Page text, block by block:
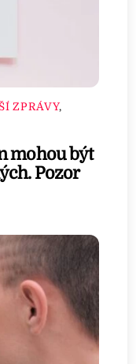
ZPRÁVY,
mohou být
Pozor